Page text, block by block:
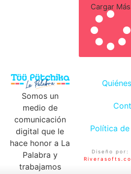
Cargar Más
Somos un
medio de
comunicación
digital que le
hace honor a La
Palabra y
trabajamos
Política
Diseño por: